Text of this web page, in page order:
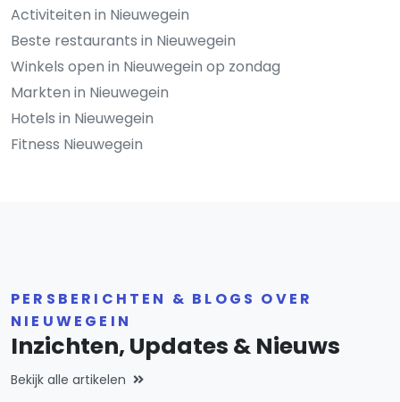
Activiteiten in Nieuwegein
Beste restaurants in Nieuwegein
Winkels open in Nieuwegein op zondag
Markten in Nieuwegein
Hotels in Nieuwegein
Fitness Nieuwegein
PERSBERICHTEN & BLOGS OVER
NIEUWEGEIN
Inzichten, Updates & Nieuws
Bekijk alle artikelen